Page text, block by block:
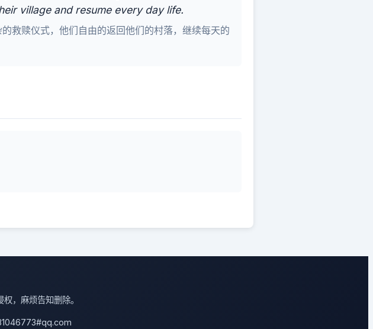
village and resume every day life.
救赎仪式，他们自由的返回他们的村落，继续每天的
，麻烦告知删除。